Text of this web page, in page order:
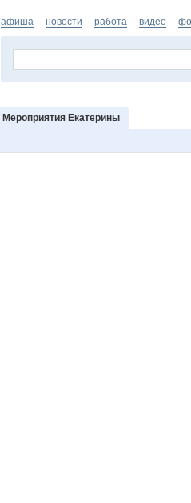
афиша новости работа видео
Мероприятия Екатерины